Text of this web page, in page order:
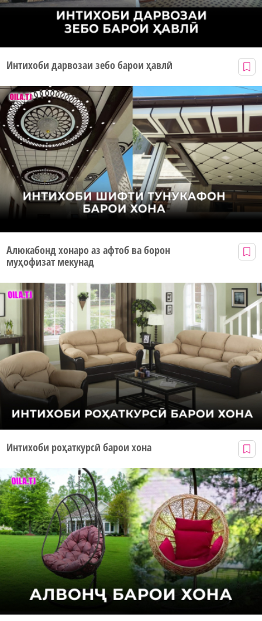
Интихоби дарвозаи зебо барои ҳавлӣ
Алюкабонд хонаро аз афтоб ва борон
муҳофизат мекунад
Интихоби роҳаткурсӣ барои хона